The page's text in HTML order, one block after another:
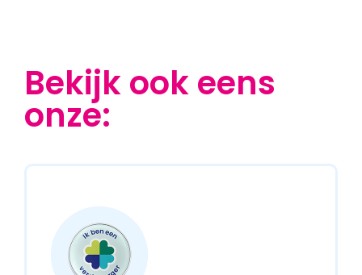
Bekijk ook eens
onze: